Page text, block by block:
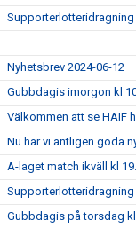
Supporterlotteridragning
Nyhetsbrev 2024-06-12
Gubbdagis imorgon kl
Välkommen att se HAIF
Nu har vi äntligen goda
A-laget match ikväll kl
Supporterlotteridragning
Gubbdagis på torsdag